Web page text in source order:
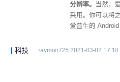
分辨率。 当然，
采用。你可以将
爱普生的 Android
科技 raymon725 2021-03-02 17:18